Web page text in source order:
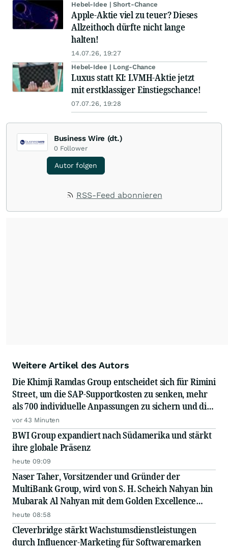
Hebel-Idee | Short-Chance
Apple-Aktie viel zu teuer? Dieses
Allzeithoch dürfte nicht lange
halten!
14.07.26, 19:27
Hebel-Idee | Long-Chance
Luxus statt KI: LVMH-Aktie jetzt
mit erstklassiger Einstiegschance!
07.07.26, 19:28
Business Wire (dt.)
0 Follower
Autor folgen
RSS-Feed abonnieren
Weitere Artikel des Autors
Die Khimji Ramdas Group entscheidet sich für Rimini
Street, um die SAP-Supportkosten zu senken, mehr
als 700 individuelle Anpassungen zu sichern und die
Einsparungen in Innovationen zu reinvestieren
vor 43 Minuten
BWI Group expandiert nach Südamerika und stärkt
ihre globale Präsenz
heute 09:09
Naser Taher, Vorsitzender und Gründer der
MultiBank Group, wird von S. H. Scheich Nahyan bin
Mubarak Al Nahyan mit dem Golden Excellence
Award für herausragende Leistungen in den
Bereichen FinTech, digitale Vermögenswerte und
Blockchain ausgezeichnet
heute 08:58
Cleverbridge stärkt Wachstumsdienstleistungen
durch Influencer-Marketing für Softwaremarken